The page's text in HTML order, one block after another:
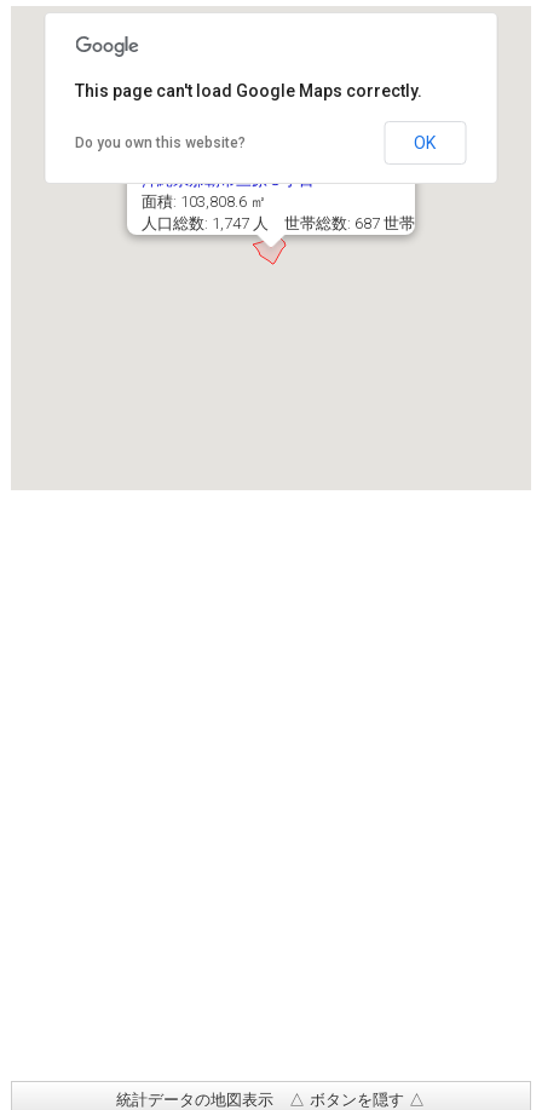
沖縄県那覇市三原３丁目
面積: 103,808.6 ㎡
人口総数: 1,747 人 世帯総数: 687 世帯
This page can't load Google Maps correctly.
Do you own this website? OK
統計データの地図表示 △ ボタンを隠す △